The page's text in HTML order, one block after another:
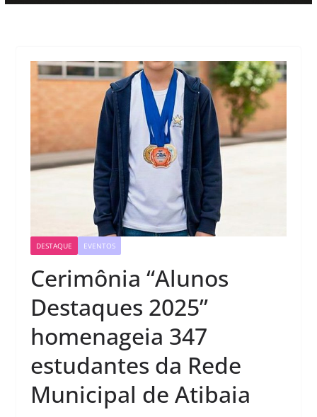
DESTAQUE EVENTOS
Cerimônia “Alunos
Destaques 2025”
homenageia 347
estudantes da Rede
Municipal de Atibaia